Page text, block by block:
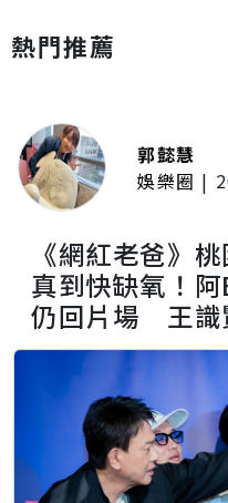
熱門推薦
郭懿慧
娛樂圈 |
《網紅老爸》
真到快缺氧！
仍回片場 王識